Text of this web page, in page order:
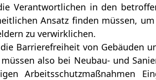
Verantwortlichen in den
Ansatz finden müssen,
zu verwirklichen.
Barrierefreiheit von Gebäuden
also bei Neubau- und
Arbeitsschutzmaßnahmen